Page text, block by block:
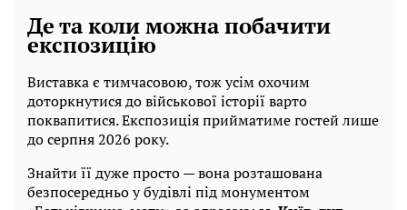
Де та коли можна побачити
експозицію
Виставка є тимчасовою, тож усім охочим
доторкнутися до військової історії варто
поквапитися. Експозиція прийматиме гостей лише
до серпня 2026 року.
Знайти її дуже просто — вона розташована
безпосередньо у будівлі під монументом